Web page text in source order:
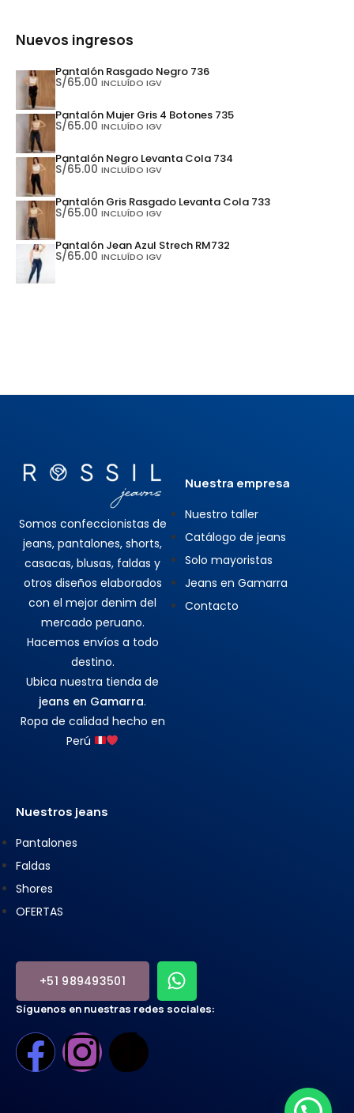
Nuevos ingresos
Pantalón Rasgado Negro 736
S/65.00 INCLUÍDO IGV
Pantalón Mujer Gris 4 Botones 735
S/65.00 INCLUÍDO IGV
Pantalón Negro Levanta Cola 734
S/65.00 INCLUÍDO IGV
Pantalón Gris Rasgado Levanta Cola 733
S/65.00 INCLUÍDO IGV
Pantalón Jean Azul Strech RM732
S/65.00 INCLUÍDO IGV
Somos confeccionistas de
jeans, pantalones, shorts,
casacas, blusas, faldas y
otros diseños elaborados
con el mejor denim del
mercado peruano.
Hacemos envíos a todo
destino.
Ubica nuestra tienda de
jeans en Gamarra.
Ropa de calidad hecho en
Perú
Nuestra empresa
Nuestro taller
Catálogo de jeans
Solo mayoristas
Jeans en Gamarra
Contacto
Nuestros jeans
Pantalones
Faldas
Shores
OFERTAS
+51 989493501
Síguenos en nuestras redes sociales: